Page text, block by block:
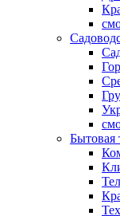
Бытовая